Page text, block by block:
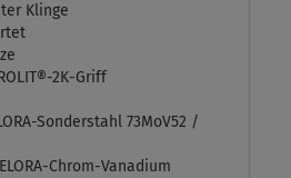
Klinge
2K-Griff
Sonderstahl 73MoV52 /
Chrom-Vanadium